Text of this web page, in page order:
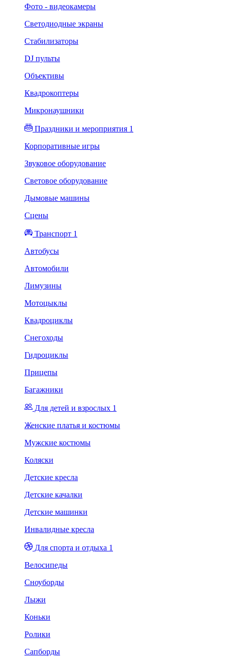
Фото - видеокамеры
Светодиодные экраны
Стабилизаторы
DJ пульты
Объективы
Квадрокоптеры
Микронаушники
Праздники и мероприятия 1
Корпоративные игры
Звуковое оборудование
Световое оборудование
Дымовые машины
Сцены
Транспорт 1
Автобусы
Автомобили
Лимузины
Мотоцыклы
Квадроциклы
Снегоходы
Гидроциклы
Прицепы
Багажники
Для детей и взрослых 1
Женские платья и костюмы
Мужские костюмы
Коляски
Детские кресла
Детские качалки
Детские машинки
Инвалидные кресла
Для спорта и отдыха 1
Велосипеды
Сноуборды
Лыжи
Коньки
Ролики
Сапборды